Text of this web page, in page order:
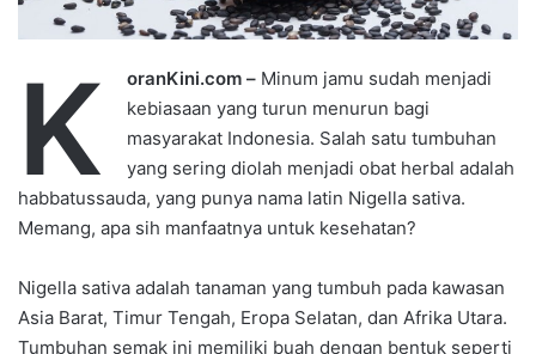
K oranKini.com – Minum jamu sudah menjadi
kebiasaan yang turun menurun bagi
masyarakat Indonesia. Salah satu tumbuhan
yang sering diolah menjadi obat herbal adalah
habbatussauda, yang punya nama latin Nigella sativa.
Memang, apa sih manfaatnya untuk kesehatan?
Nigella sativa adalah tanaman yang tumbuh pada kawasan
Asia Barat, Timur Tengah, Eropa Selatan, dan Afrika Utara.
Tumbuhan semak ini memiliki buah dengan bentuk seperti